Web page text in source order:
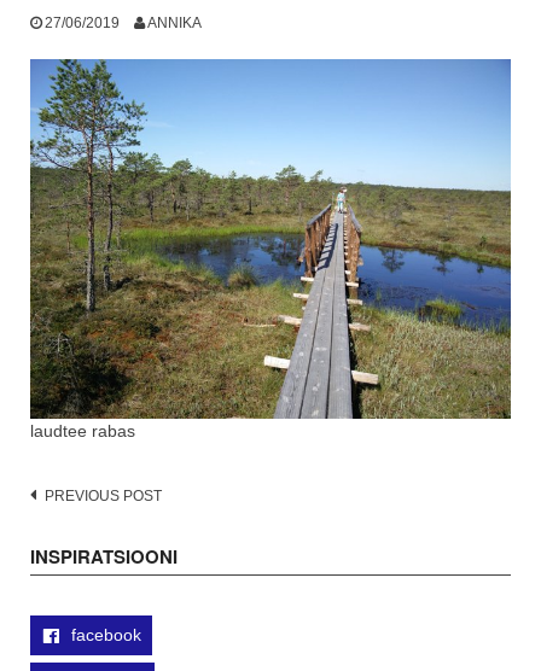
27/06/2019 ANNIKA
laudtee rabas
Post
PREVIOUS POST
INSPIRATSIOONI
facebook